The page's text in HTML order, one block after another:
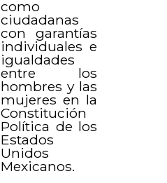
como
ciudadanas
con garantías
individuales e
igualdades
entre los
hombres y las
mujeres en la
Constitución
Política de los
Estados
Unidos
Mexicanos.